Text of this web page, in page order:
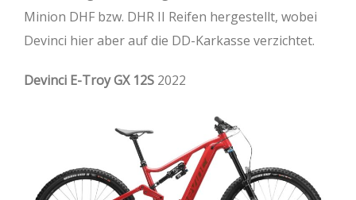
Minion DHF bzw. DHR II Reifen hergestellt, wobei
Devinci hier aber auf die DD-Karkasse verzichtet.
Devinci E-Troy GX 12S 2022